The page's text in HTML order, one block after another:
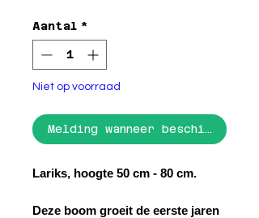
Aantal *
Niet op voorraad
Melding wanneer beschikbaar
Lariks, hoogte 50 cm - 80 cm.
Deze boom groeit de eerste jaren